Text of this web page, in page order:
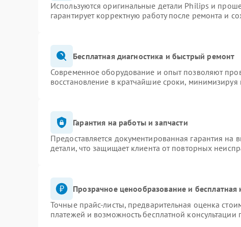
Используются оригинальные детали Philips и
гарантирует корректную работу после ремонта и
Бесплатная диагностика и быстрый ремонт
Современное оборудование и опыт позволяют
восстановление в кратчайшие сроки, минимизируя
Гарантия на работы и запчасти
Предоставляется документированная гарантия
детали, что защищает клиента от повторных
Прозрачное ценообразование и бесплатная
Точные прайс-листы, предварительная оценка
платежей и возможность бесплатной